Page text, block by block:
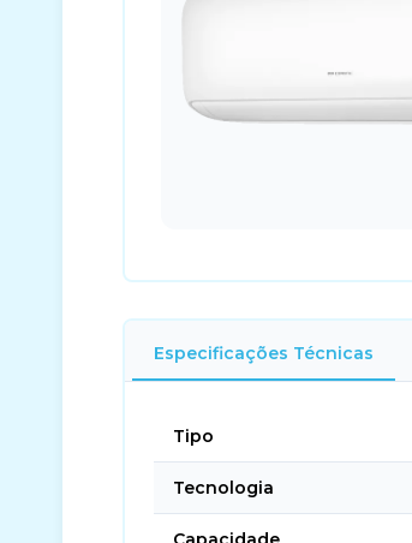
Especificações Técnicas
Tipo
Tecnologia